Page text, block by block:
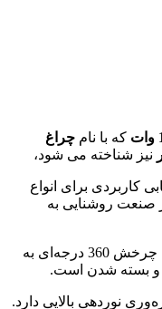
که با نام چراغ
نیز شناخته می شود،
کاربردی برای انواع
صنعت روشنایی به
از مهمترین قابلیت‌های چراغ استوانه ای ، چرخش 360 درجه‌ای به
نوردهی بالایی دارد.